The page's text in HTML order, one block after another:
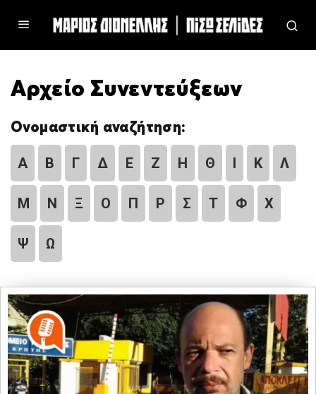
Αρχείο Συνεντεύξεων
Ονομαστική αναζήτηση:
Α Β Γ Δ Ε Ζ Η Θ Ι Κ Λ
Μ Ν Ξ Ο Π Ρ Σ Τ Φ Χ
Ψ Ω